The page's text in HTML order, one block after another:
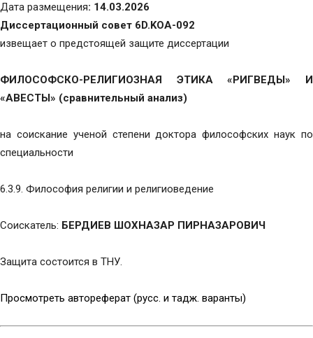
Дата размещения: 14.03.2026
Диссертационный совет 6D.KOA-092
извещает о предстоящей защите диссертации
ФИЛОСОФСКО-РЕЛИГИОЗНАЯ ЭТИКА «РИГВЕДЫ» И
«АВЕСТЫ» (сравнительный анализ)
на соискание ученой степени доктора философских наук по
специальности
6.3.9. Философия религии и религиоведение
Соискатель: БЕРДИЕВ ШОХНАЗАР ПИРНАЗАРОВИЧ
Защита состоится в ТНУ.
Просмотреть автореферат (русс. и тадж. варанты)